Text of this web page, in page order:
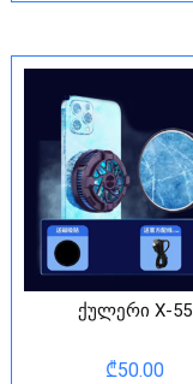
ქულერი X-55
₾50.00